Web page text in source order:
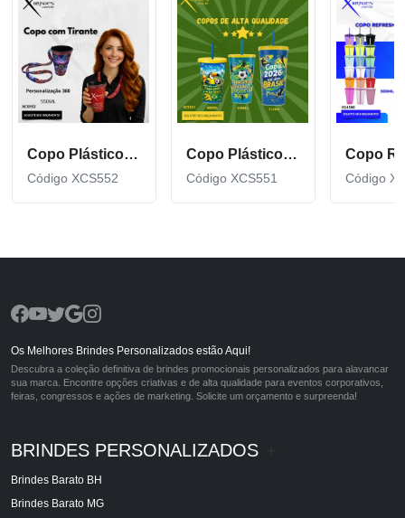
Copo Plástico de 550 ML com Tirante Personalizado XCS552
Código XCS552
Copo Plástico personalizado In Mold Label 360 XCS551
Código XCS551 Código
Os Melhores Brindes Personalizados estão Aqui!
Descubra a coleção definitiva de brindes promocionais personalizados para alavancar
sua marca. Encontre opções criativas e de alta qualidade para eventos corporativos,
feiras, congressos e ações de marketing. Solicite um orçamento e surpreenda!
BRINDES PERSONALIZADOS
Brindes Barato BH
Brindes Barato MG